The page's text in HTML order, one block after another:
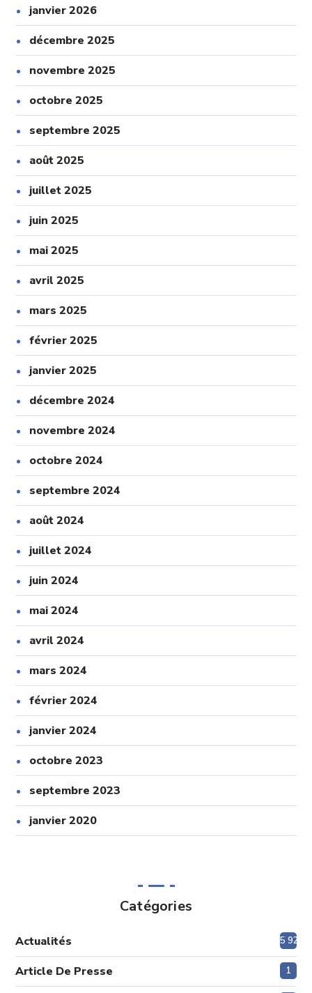
janvier 2026
décembre 2025
novembre 2025
octobre 2025
septembre 2025
août 2025
juillet 2025
juin 2025
mai 2025
avril 2025
mars 2025
février 2025
janvier 2025
décembre 2024
novembre 2024
octobre 2024
septembre 2024
août 2024
juillet 2024
juin 2024
mai 2024
avril 2024
mars 2024
février 2024
janvier 2024
octobre 2023
septembre 2023
janvier 2020
Catégories
Actualités 5 920
Article De Presse 1